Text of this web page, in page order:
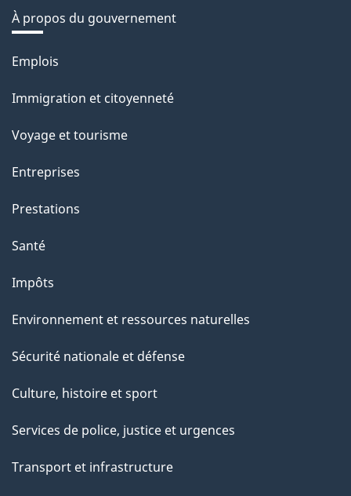
À propos du gouvernement
Thèmes
sujets
Emplois
Immigration et citoyenneté
Voyage et tourisme
Entreprises
Prestations
Santé
Impôts
Environnement et ressources naturelles
Sécurité nationale et défense
Culture, histoire et sport
Services de police, justice et urgences
Transport et infrastructure